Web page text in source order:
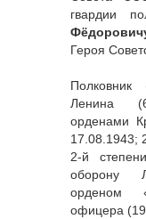
гвардии
Героя
Ленина
орденами
17.08.1943;
2-й
оборону
орденом
офицера